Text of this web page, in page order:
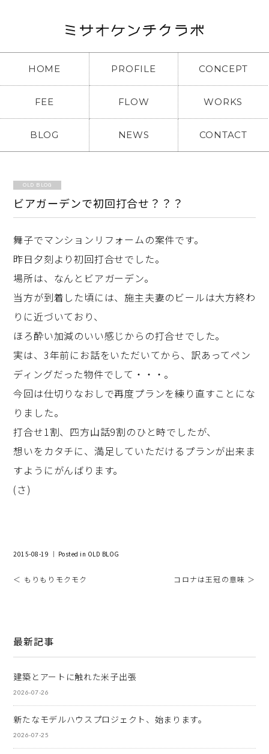
HOME PROFILE CONCEPT
FEE FLOW WORKS
BLOG NEWS CONTACT
OLD BLOG
ビアガーデンで初回打合せ？？？
舞子でマンションリフォームの案件です。
昨日夕刻より初回打合せでした。
場所は、なんとビアガーデン。
当方が到着した頃には、施主夫妻のビールは大方終わ
りに近づいており、
ほろ酔い加減のいい感じからの打合せでした。
実は、3年前にお話をいただいてから、訳あってペン
ディングだった物件でして・・・。
今回は仕切りなおしで再度プランを練り直すことにな
りました。
打合せ1割、四方山話9割のひと時でしたが、
想いをカタチに、満足していただけるプランが出来ま
すようにがんばります。
(さ)
2015-08-19 ｜ Posted in OLD BLOG
＜ もりもりモクモク コロナは王冠の意味 ＞
最新記事
建築とアートに触れた米子出張
2026-07-26
新たなモデルハウスプロジェクト、始まります。
2026-07-25